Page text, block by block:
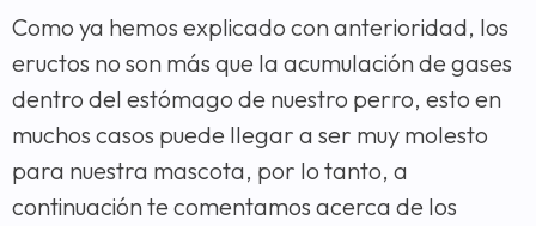
Como ya hemos explicado con anterioridad, los
eructos no son más que la acumulación de gases
dentro del estómago de nuestro perro, esto en
muchos casos puede llegar a ser muy molesto
para nuestra mascota, por lo tanto, a
continuación te comentamos acerca de los